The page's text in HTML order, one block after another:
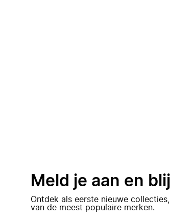
Meld je aan en
Ontdek als eerste nieuwe
van de meest populaire merken.